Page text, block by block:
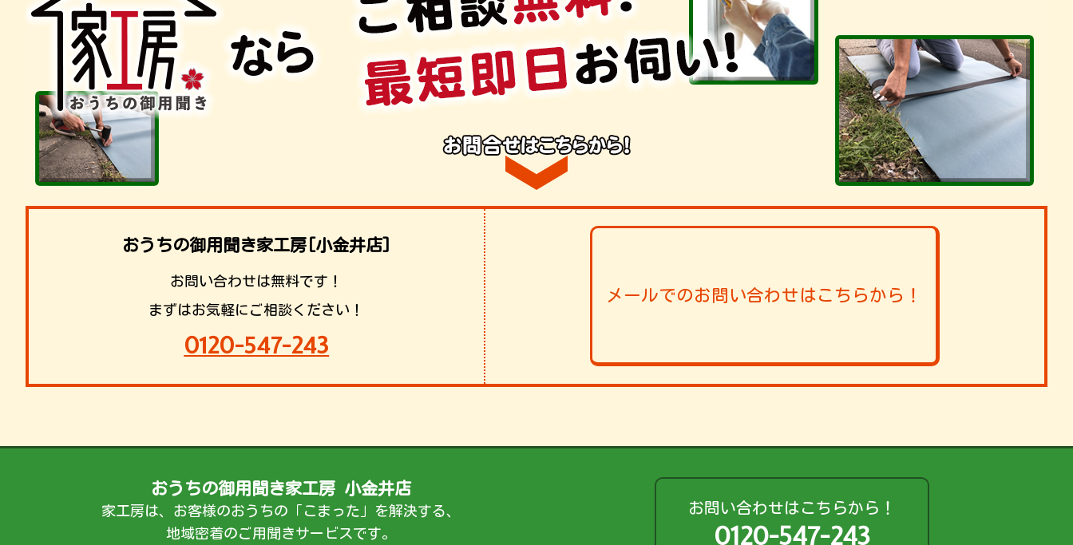
おうちの御用聞き家工房[小金井店]
お問い合わせは無料です！
まずはお気軽にご相談ください！
0120-547-243
メールでのお問い合わせはこちらから！
おうちの御用聞き家工房 小金井店
家工房は、お客様のおうちの「こまった」を解決する、
地域密着のご用聞きサービスです。
お問い合わせはこちらから！
0120-547-243